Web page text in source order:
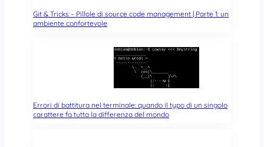
Git & Tricks – Pillole di source code management | Parte 1: un
ambiente confortevole
Errori di battitura nel terminale: quando il typo di un singolo
carattere fa tutta la differenza del mondo